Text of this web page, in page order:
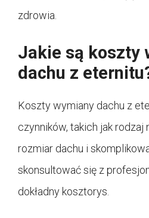
zdrowia.
Jakie są koszty
dachu z
Koszty wymiany dachu z
czynników, takich jak rodzaj
rozmiar dachu i
skonsultować się z
dokładny kosztorys.